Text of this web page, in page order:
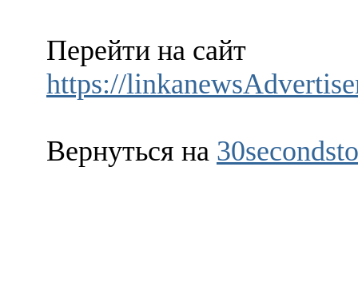
Перейти на сайт
https://
Вернуться на